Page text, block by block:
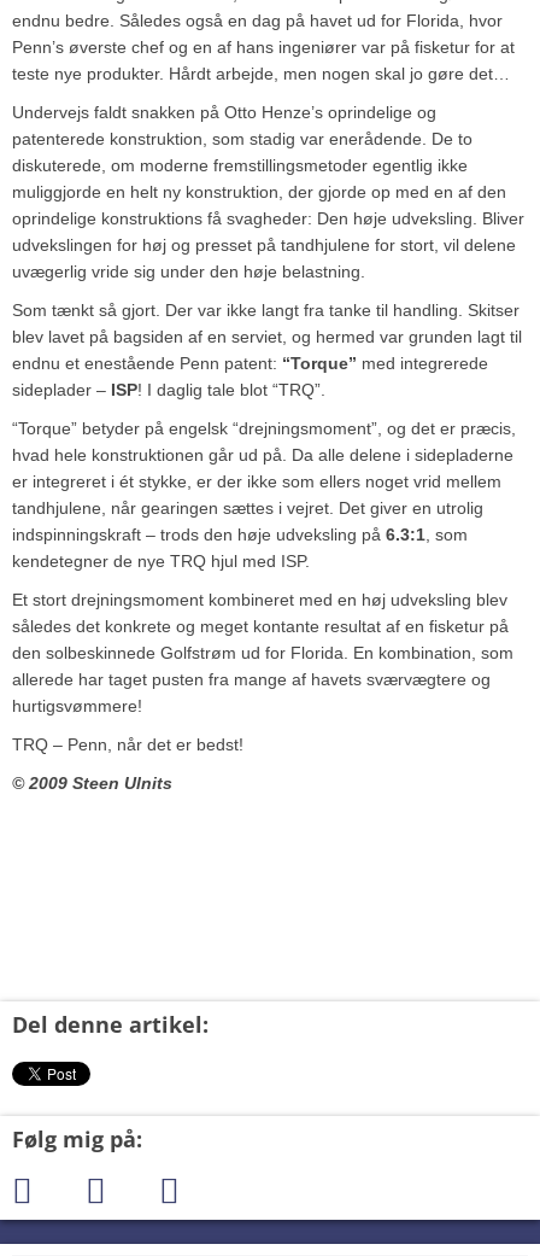
endnu bedre. Således også en dag på havet ud for Florida, hvor
Penn’s øverste chef og en af hans ingeniører var på fisketur for at
teste nye produkter. Hårdt arbejde, men nogen skal jo gøre det…
Undervejs faldt snakken på Otto Henze’s oprindelige og
patenterede konstruktion, som stadig var enerådende. De to
diskuterede, om moderne fremstillingsmetoder egentlig ikke
muliggjorde en helt ny konstruktion, der gjorde op med en af den
oprindelige konstruktions få svagheder: Den høje udveksling. Bliver
udvekslingen for høj og presset på tandhjulene for stort, vil delene
uvægerlig vride sig under den høje belastning.
Som tænkt så gjort. Der var ikke langt fra tanke til handling. Skitser
blev lavet på bagsiden af en serviet, og hermed var grunden lagt til
endnu et enestående Penn patent: “Torque” med integrerede
sideplader – ISP! I daglig tale blot “TRQ”.
“Torque” betyder på engelsk “drejningsmoment”, og det er præcis,
hvad hele konstruktionen går ud på. Da alle delene i sidepladerne
er integreret i ét stykke, er der ikke som ellers noget vrid mellem
tandhjulene, når gearingen sættes i vejret. Det giver en utrolig
indspinningskraft – trods den høje udveksling på 6.3:1 , som
kendetegner de nye TRQ hjul med ISP.
Et stort drejningsmoment kombineret med en høj udveksling blev
således det konkrete og meget kontante resultat af en fisketur på
den solbeskinnede Golfstrøm ud for Florida. En kombination, som
allerede har taget pusten fra mange af havets sværvægtere og
hurtigsvømmere!
TRQ – Penn, når det er bedst!
© 2009 Steen Ulnits
Del denne artikel:
Følg mig på: